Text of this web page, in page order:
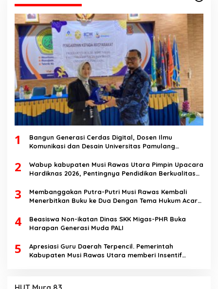
1
Bangun Generasi Cerdas Digital, Dosen Ilmu
Komunikasi dan Desain Universitas Pamulang
Speech di SMK Ikhlas Jawilan
2
Wabup kabupaten Musi Rawas Utara Pimpin Upacara
Hardiknas 2026, Pentingnya Pendidikan Berkualitas
3
Membanggakan Putra-Putri Musi Rawas Kembali
Menerbitkan Buku ke Dua Dengan Tema Hukum Acara
4
Beasiswa Non-ikatan Dinas SKK Migas-PHR Buka
Harapan Generasi Muda PALI
5
Apresiasi Guru Daerah Terpencil. Pemerintah
Kabupaten Musi Rawas Utara memberi Insentif